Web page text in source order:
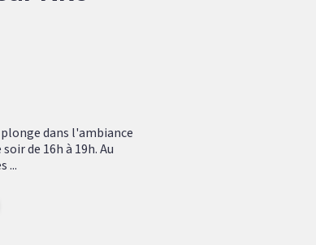
dans l'ambiance
de 16h à 19h. Au
...